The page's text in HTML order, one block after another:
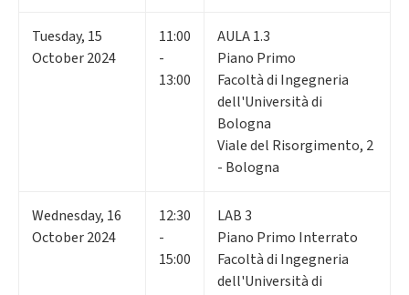
Tuesday, 15
October 2024
11:00
-
13:00
AULA 1.3
Piano Primo
Facoltà di Ingegneria
dell'Università di
Bologna
Viale del Risorgimento, 2
- Bologna
Wednesday, 16
October 2024
12:30
-
15:00
LAB 3
Piano Primo Interrato
Facoltà di Ingegneria
dell'Università di